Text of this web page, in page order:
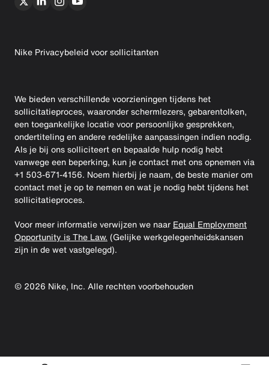
Nike Privacybeleid voor sollicitanten
We bieden verschillende voorzieningen tijdens het
sollicitatieproces, waaronder schermlezers, gebarentolken,
een toegankelijke locatie voor persoonlijke gesprekken,
ondertiteling en andere redelijke aanpassingen indien nodig.
Als je bij ons solliciteert en bepaalde hulp nodig hebt
vanwege een beperking, kun je contact met ons opnemen via
+1 503-671-4156. Noem hierbij je naam, de beste manier om
contact met je op te nemen en wat je nodig hebt tijdens het
sollicitatieproces.
Voor meer informatie verwijzen we naar Equal Employment
Opportunity is The Law. (Gelijke werkgelegenheidskansen
zijn in de wet vastgelegd).
© 2026 Nike, Inc. Alle rechten voorbehouden